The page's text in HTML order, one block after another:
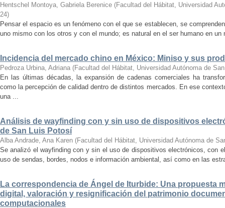
Hentschel Montoya, Gabriela Berenice (Facultad del Hábitat, Universidad
24)
Pensar el espacio es un fenómeno con el que se establecen, se
uno mismo con los otros y con el mundo; es natural en el ser humano en
Incidencia del mercado chino en México: Miniso y sus
Pedroza Urbina, Adriana (Facultad del Hábitat, Universidad Autónoma de
En las últimas décadas, la expansión de cadenas comerciales ha
como la percepción de calidad dentro de distintos mercados. En ese
una ...
Análisis de wayfinding con y sin uso de dispositivos
de San Luis Potosí
Alba Andrade, Ana Karen (Facultad del Hábitat, Universidad Autónoma de
Se analizó el wayfinding con y sin el uso de dispositivos electrónicos, con
uso de sendas, bordes, nodos e información ambiental, así como en las
La correspondencia de Ángel de Iturbide: Una propuesta
digital, valoración y resignificación del patrimonio
computacionales